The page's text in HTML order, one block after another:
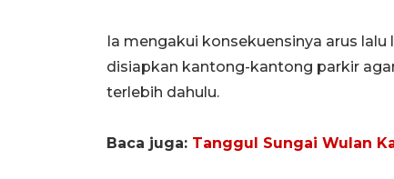
Ia mengakui konsekuensinya arus
disiapkan kantong-kantong parkir
terlebih dahulu.
Baca juga: Tanggul Sungai Wulan